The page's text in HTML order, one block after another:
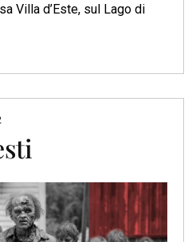
Villa d’Este, sul Lago di